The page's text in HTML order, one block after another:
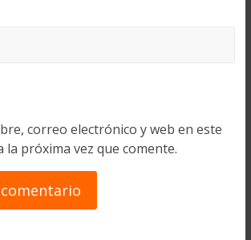
correo electrónico y web en este
la próxima vez que comente.